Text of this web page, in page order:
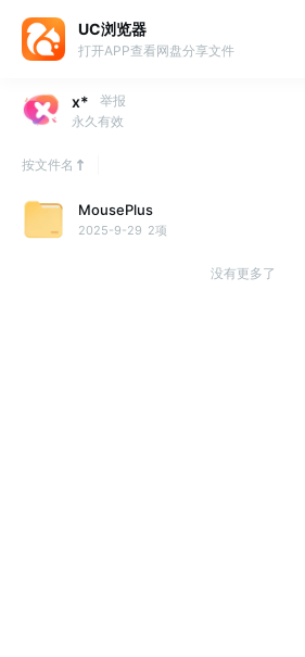
UC浏览器
打开APP查看网盘分享文件
x*
举报
永久有效
按文件名
MousePlus
2025-9-29 2项
没有更多了